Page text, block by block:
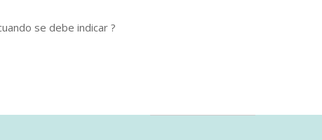
se debe indicar ?